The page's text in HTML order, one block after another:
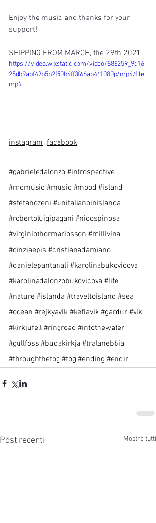
Enjoy the music and thanks for your
support!
SHIPPING FROM MARCH, the 29th 2021
https://video.wixstatic.com/video/888259_9c16
25db9abf49b5b2f50b4ff3f66ab4/1080p/mp4/file.
mp4
instagram facebook
#gabrieledalonzo #introspective
#rncmusic #music #mood #island
#stefanozeni #unitalianoinislanda
#robertoluigipagani #nicospinosa
#virginiothormariosson #millivina
#cinziaepis #cristianadamiano
#danielepantanali #karolinabukovicova
#karolinadalonzobukovicova #life
#nature #islanda #traveltoisland #sea
#ocean #rejkyavik #keflavik #gardur #vik
#kirkjufell #ringroad #intothewater
#gullfoss #budakirkja #tralanebbia
#throughthefog #fog #ending #endir
Post recenti Mostra tutti